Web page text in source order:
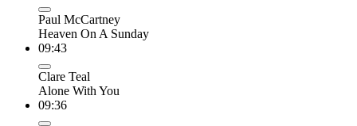
Paul McCartney
Heaven On A Sunday
09:43
Clare Teal
Alone With You
09:36